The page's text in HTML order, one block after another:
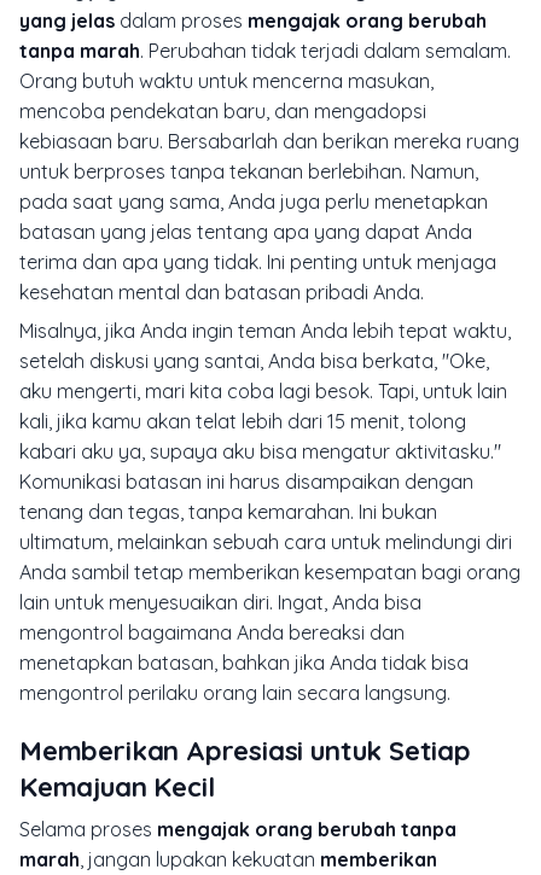
yang jelas dalam proses mengajak orang berubah
tanpa marah. Perubahan tidak terjadi dalam semalam.
Orang butuh waktu untuk mencerna masukan,
mencoba pendekatan baru, dan mengadopsi
kebiasaan baru. Bersabarlah dan berikan mereka ruang
untuk berproses tanpa tekanan berlebihan. Namun,
pada saat yang sama, Anda juga perlu menetapkan
batasan yang jelas tentang apa yang dapat Anda
terima dan apa yang tidak. Ini penting untuk menjaga
kesehatan mental dan batasan pribadi Anda.
Misalnya, jika Anda ingin teman Anda lebih tepat waktu,
setelah diskusi yang santai, Anda bisa berkata, "Oke,
aku mengerti, mari kita coba lagi besok. Tapi, untuk lain
kali, jika kamu akan telat lebih dari 15 menit, tolong
kabari aku ya, supaya aku bisa mengatur aktivitasku."
Komunikasi batasan ini harus disampaikan dengan
tenang dan tegas, tanpa kemarahan. Ini bukan
ultimatum, melainkan sebuah cara untuk melindungi diri
Anda sambil tetap memberikan kesempatan bagi orang
lain untuk menyesuaikan diri. Ingat, Anda bisa
mengontrol bagaimana Anda bereaksi dan
menetapkan batasan, bahkan jika Anda tidak bisa
mengontrol perilaku orang lain secara langsung.
Memberikan Apresiasi untuk Setiap
Kemajuan Kecil
Selama proses mengajak orang berubah tanpa
marah , jangan lupakan kekuatan memberikan